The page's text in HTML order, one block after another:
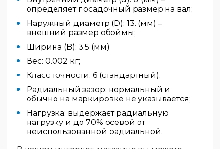
определяет посадочный размер на вал;
Наружный диаметр (D): 13. (мм) –
внешний размер обоймы;
Ширина (B): 3.5 (мм);
Вес: 0.002 кг;
Класс точности: 6 (стандартный);
Радиальный зазор: нормальный и
обычно на маркировке не указывается;
Нагрузка: выдержает радиальную
нагрузку и до 70% осевой от
неиспользованной радиальной.